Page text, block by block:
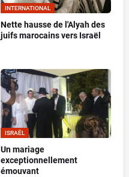
INTERNATIONAL
Nette hausse de l'Alyah des
juifs marocains vers Israël
ISRAËL
Un mariage
exceptionnellement
émouvant